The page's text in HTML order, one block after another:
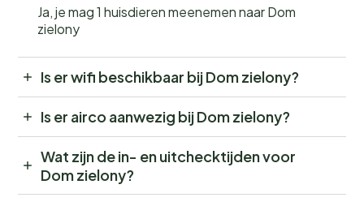
Ja, je mag 1 huisdieren meenemen naar Dom
zielony
Is er wifi beschikbaar bij Dom zielony?
Is er airco aanwezig bij Dom zielony?
Wat zijn de in- en uitchecktijden voor
Dom zielony?